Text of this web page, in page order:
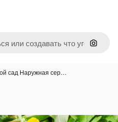
Поиск
сад Наружная сер…